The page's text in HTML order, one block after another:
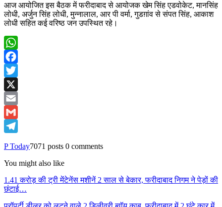
आज आयोजित इस बैठक में फरीदाबाद से आयोजक खेम सिंह एडवोकेट, मानसिंह
लोधी, अर्जुन सिंह लोधी, मुन्नालाल, आर पी वर्मा, गुडग़ांव से संपत सिंह, आकाश
लोधी सहित कई वरिष्ठ जन उपस्थित रहे।
WhatsApp
Facebook
Twitter
X
Email
Gmail
P Today7071 posts 0 comments
You might also like
1.41 करोड़ की ट्री मेंटेनेंस मशीनें 2 साल से बेकार, फरीदाबाद निगम ने पेड़ों की
छंटाई…